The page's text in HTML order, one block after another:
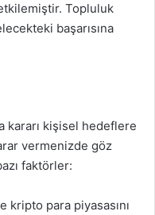
Topluluk
başarısına
kararı kişisel hedeflere
vermenizde göz
faktörler:
kripto para piyasasını